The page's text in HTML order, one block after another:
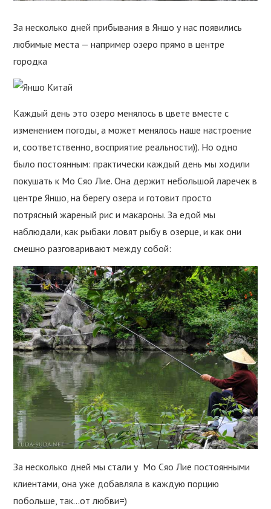
За несколько дней прибывания в Яншо у нас появились
любимые места — например озеро прямо в центре
городка
Каждый день это озеро менялось в цвете вместе с
изменением погоды, а может менялось наше настроение
и, соответственно, восприятие реальности)). Но одно
было постоянным: практически каждый день мы ходили
покушать к Мо Сяо Лие. Она держит небольшой ларечек в
центре Яншо, на берегу озера и готовит просто
потрясный жареный рис и макароны. За едой мы
наблюдали, как рыбаки ловят рыбу в озерце, и как они
смешно разговаривают между собой:
За несколько дней мы стали у Мо Сяо Лие постоянными
клиентами, она уже добавляла в каждую порцию
побольше, так…от любви=)